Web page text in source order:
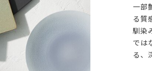
一部
る質
馴染
では
る、